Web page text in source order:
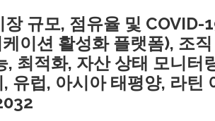
규모, 점유율 및 COVID-
이션 활성화 플랫폼), 조
최적화, 자산 상태 모니터
유럽, 아시아 태평양, 라틴